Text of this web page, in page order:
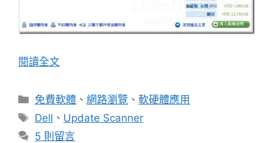
閱讀全文
分
類
免費軟體 、網路瀏覽 、軟硬體應用
標
籤
Dell 、 Update Scanner
5 則留言